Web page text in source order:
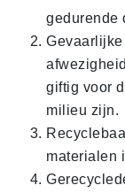
gedurende
giftig voor
milieu zijn.
materialen